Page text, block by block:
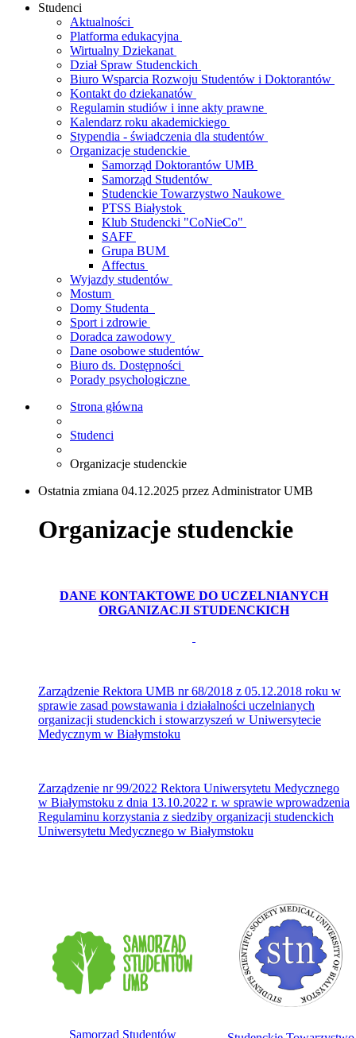
Studenci
Aktualności
Platforma edukacyjna
Wirtualny Dziekanat
Dział Spraw Studenckich
Biuro Wsparcia Rozwoju Studentów i Doktorantów
Kontakt do dziekanatów
Regulamin studiów i inne akty prawne
Kalendarz roku akademickiego
Stypendia - świadczenia dla studentów
Organizacje studenckie
Samorząd Doktorantów UMB
Samorząd Studentów
Studenckie Towarzystwo Naukowe
PTSS Białystok
Klub Studencki "CoNieCo"
SAFF
Grupa BUM
Affectus
Wyjazdy studentów
Mostum
Domy Studenta
Sport i zdrowie
Doradca zawodowy
Dane osobowe studentów
Biuro ds. Dostępności
Porady psychologiczne
Strona główna
Studenci
Organizacje studenckie
Ostatnia zmiana 04.12.2025 przez Administrator UMB
Organizacje studenckie
DANE KONTAKTOWE DO UCZELNIANYCH
ORGANIZACJI STUDENCKICH
Zarządzenie Rektora UMB nr 68/2018 z 05.12.2018 roku w
sprawie zasad powstawania i działalności uczelnianych
organizacji studenckich i stowarzyszeń w Uniwersytecie
Medycznym w Białymstoku
Zarządzenie nr 99/2022 Rektora Uniwersytetu Medycznego
w Białymstoku z dnia 13.10.2022 r. w sprawie wprowadzenia
Regulaminu korzystania z siedziby organizacji studenckich
Uniwersytetu Medycznego w Białymstoku
Samorząd Studentów